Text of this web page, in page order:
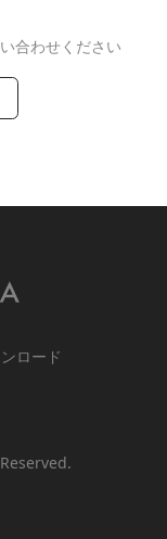
合わせください
ロード